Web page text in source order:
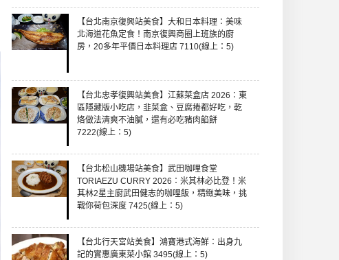
【台北南京復興站美食】大和日本料理：美味
北海道花魚定食！南京復興商圈上班族的廚
房，20多年平價日本料理店 7110(線上：5)
【台北忠孝復興站美食】江蘇菜盒店 2026：東
區隱藏版小吃店，韭菜盒、豆腐捲都好吃，乾
烙做法清爽不油膩，還有必吃豬肉餡餅
7222(線上：5)
【台北松山機場站美食】武田咖哩食堂
TORIAEZU CURRY 2026：米其林必比登！米
其林2星主廚武田健志的咖哩飯，精緻美味，挑
戰你荷包深度 7425(線上：5)
【台北行天宮站美食】鴻寶港式海鮮：出身九
記的實惠廣東菜小館 3495(線上：5)